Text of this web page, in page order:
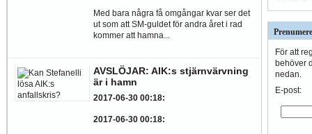
Med bara några få omgångar kvar ser det
ut som att SM-guldet för andra året i rad
kommer att hamna...
AVSLÖJAR: AIK:s stjärnvärvning
är i hamn
2017-06-30 00:18:
2017-06-30 00:18:
För att
behöver
nedan.
E-post: